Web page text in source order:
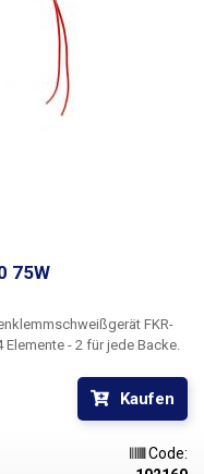
75W
FKR-
- 2 für jede Backe.
Kaufen
Code: